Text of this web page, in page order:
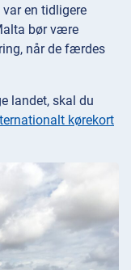
en tidligere
bør være
når de færdes
landet, skal du
kørekort